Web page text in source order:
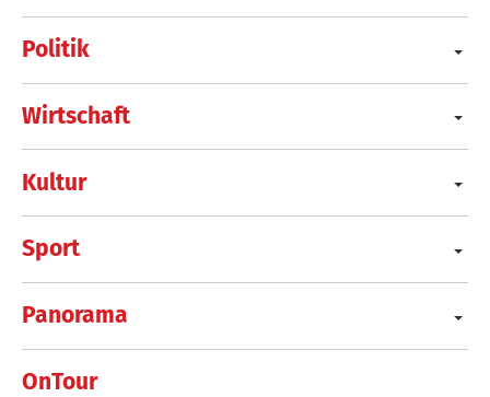
Politik
Wirtschaft
Kultur
Sport
Panorama
OnTour